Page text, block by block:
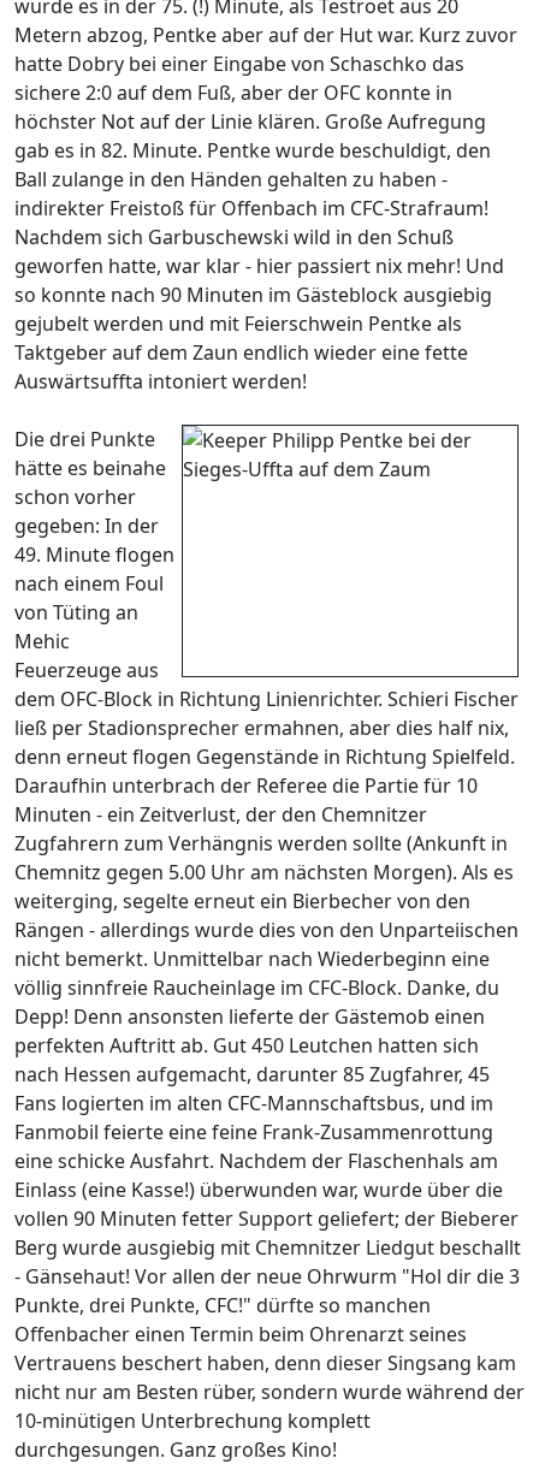
wurde es in der 75. (!) Minute, als Testroet aus 20
Metern abzog, Pentke aber auf der Hut war. Kurz zuvor
hatte Dobry bei einer Eingabe von Schaschko das
sichere 2:0 auf dem Fuß, aber der OFC konnte in
höchster Not auf der Linie klären. Große Aufregung
gab es in 82. Minute. Pentke wurde beschuldigt, den
Ball zulange in den Händen gehalten zu haben -
indirekter Freistoß für Offenbach im CFC-Strafraum!
Nachdem sich Garbuschewski wild in den Schuß
geworfen hatte, war klar - hier passiert nix mehr! Und
so konnte nach 90 Minuten im Gästeblock ausgiebig
gejubelt werden und mit Feierschwein Pentke als
Taktgeber auf dem Zaun endlich wieder eine fette
Auswärtsuffta intoniert werden!
Die drei Punkte
hätte es beinahe
schon vorher
gegeben: In der
49. Minute flogen
nach einem Foul
von Tüting an
Mehic
Feuerzeuge aus
dem OFC-Block in Richtung Linienrichter. Schieri Fischer
ließ per Stadionsprecher ermahnen, aber dies half nix,
denn erneut flogen Gegenstände in Richtung Spielfeld.
Daraufhin unterbrach der Referee die Partie für 10
Minuten - ein Zeitverlust, der den Chemnitzer
Zugfahrern zum Verhängnis werden sollte (Ankunft in
Chemnitz gegen 5.00 Uhr am nächsten Morgen). Als es
weiterging, segelte erneut ein Bierbecher von den
Rängen - allerdings wurde dies von den Unparteiischen
nicht bemerkt. Unmittelbar nach Wiederbeginn eine
völlig sinnfreie Raucheinlage im CFC-Block. Danke, du
Depp! Denn ansonsten lieferte der Gästemob einen
perfekten Auftritt ab. Gut 450 Leutchen hatten sich
nach Hessen aufgemacht, darunter 85 Zugfahrer, 45
Fans logierten im alten CFC-Mannschaftsbus, und im
Fanmobil feierte eine feine Frank-Zusammenrottung
eine schicke Ausfahrt. Nachdem der Flaschenhals am
Einlass (eine Kasse!) überwunden war, wurde über die
vollen 90 Minuten fetter Support geliefert; der Bieberer
Berg wurde ausgiebig mit Chemnitzer Liedgut beschallt
- Gänsehaut! Vor allen der neue Ohrwurm "Hol dir die 3
Punkte, drei Punkte, CFC!" dürfte so manchen
Offenbacher einen Termin beim Ohrenarzt seines
Vertrauens beschert haben, denn dieser Singsang kam
nicht nur am Besten rüber, sondern wurde während der
10-minütigen Unterbrechung komplett
durchgesungen. Ganz großes Kino!